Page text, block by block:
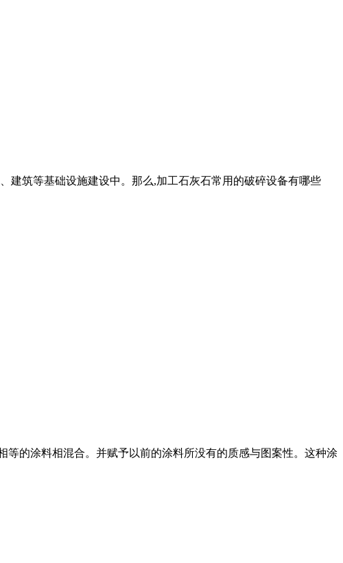
建筑等基础设施建设中。那么,加工石灰石常用的破碎设备有哪些
的涂料相混合。并赋予以前的涂料所没有的质感与图案性。这种涂